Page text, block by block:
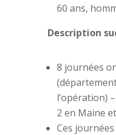
60 ans,
Description
8 journées
l’opération)
2 en Maine
Ces